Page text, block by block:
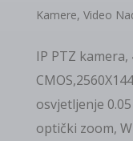
Kamere, Video
IP PTZ kamera,
osvjetljenje
optički zoom,